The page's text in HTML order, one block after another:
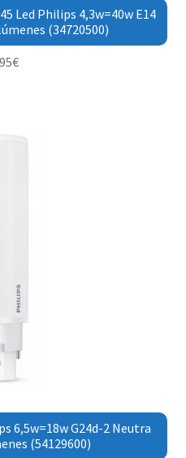
Led Philips 4,3w=40w E14
(34720500)
€
6,5w=18w G24d-2 Neutra
(54129600)